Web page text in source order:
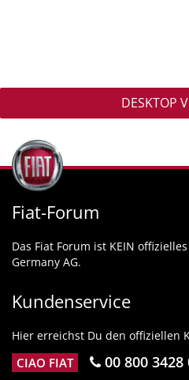
DESKTOP
Fiat-Forum
Das Fiat Forum ist KEIN
Germany AG.
Kundenservice
Hier erreichst Du den offiziellen
CIAO FIAT 00 800 3428